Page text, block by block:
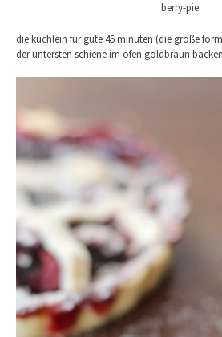
berry-pie
die küchlein für gute 45 minuten (die große
der untersten schiene im ofen goldbraun